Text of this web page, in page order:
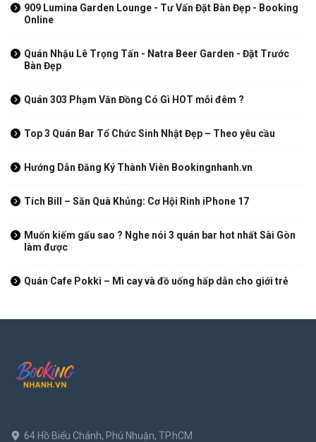
909 Lumina Garden Lounge - Tư Vấn Đặt Bàn Đẹp - Booking
Online
Quán Nhậu Lê Trọng Tấn - Natra Beer Garden - Đặt Trước
Bàn Đẹp
Quán 303 Phạm Văn Đồng Có Gì HOT mỗi đêm ?
Top 3 Quán Bar Tổ Chức Sinh Nhật Đẹp – Theo yêu cầu
Hướng Dẫn Đăng Ký Thành Viên Bookingnhanh.vn
Tích Bill – Săn Quà Khủng: Cơ Hội Rinh iPhone 17
Muốn kiếm gấu sao ? Nghe nói 3 quán bar hot nhất Sài Gòn
làm được
Quán Cafe Pokki – Mì cay và đồ uống hấp dẫn cho giới trẻ
64 Hồ Biểu Chánh, Phú Nhuận, TP.hCM